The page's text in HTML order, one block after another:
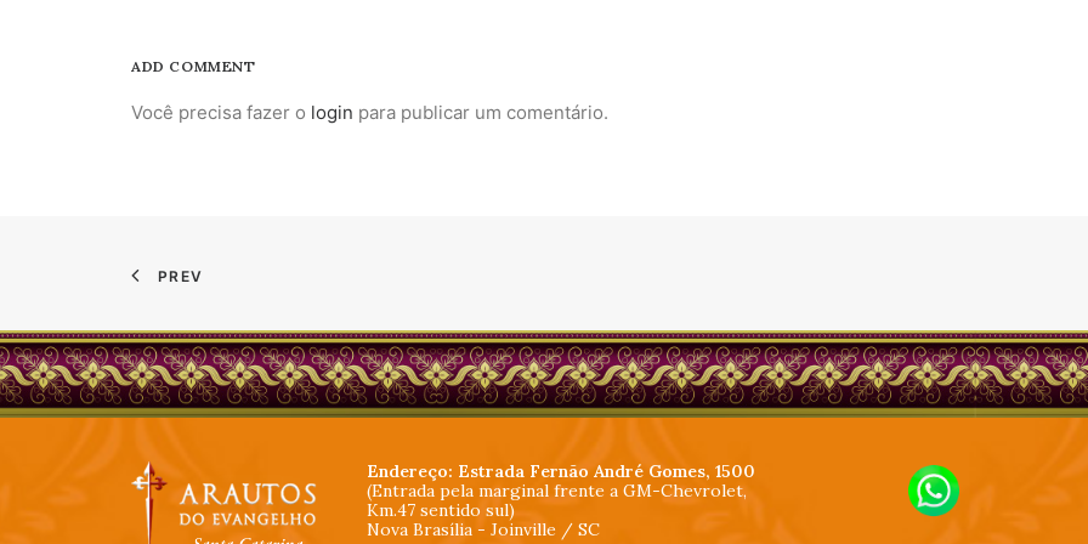
ADD COMMENT
Você precisa fazer o login para publicar um comentário.
PREV
Endereço: Estrada Fernão André Gomes, 1500
(Entrada pela marginal frente a GM-Chevrolet,
Km.47 sentido sul)
Nova Brasília - Joinville / SC